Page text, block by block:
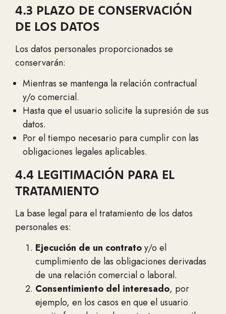
4.3 PLAZO DE CONSERVACIÓN
DE LOS DATOS
Los datos personales proporcionados se
conservarán:
Mientras se mantenga la relación contractual
y/o comercial.
Hasta que el usuario solicite la supresión de sus
datos.
Por el tiempo necesario para cumplir con las
obligaciones legales aplicables.
4.4 LEGITIMACIÓN PARA EL
TRATAMIENTO
La base legal para el tratamiento de los datos
personales es:
Ejecución de un contratoy/o el
cumplimiento de las obligaciones derivadas
de una relación comercial o laboral.
Consentimiento del interesado, por
ejemplo, en los casos en que el usuario